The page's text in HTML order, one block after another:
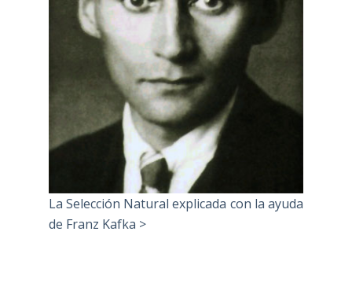
La Selección Natural explicada con la ayuda
de Franz Kafka >